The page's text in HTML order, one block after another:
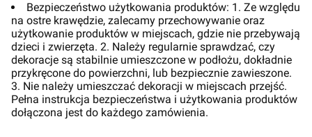
Bezpieczeństwo użytkowania produktów: 1. Ze względu
na ostre krawędzie, zalecamy przechowywanie oraz
użytkowanie produktów w miejscach, gdzie nie przebywają
dzieci i zwierzęta. 2. Należy regularnie sprawdzać, czy
dekoracje są stabilnie umieszczone w podłożu, dokładnie
przykręcone do powierzchni, lub bezpiecznie zawieszone.
3. Nie należy umieszczać dekoracji w miejscach przejść.
Pełna instrukcja bezpieczeństwa i użytkowania produktów
dołączona jest do każdego zamówienia.